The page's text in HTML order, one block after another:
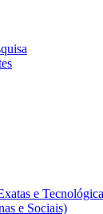
e
e Sociais)